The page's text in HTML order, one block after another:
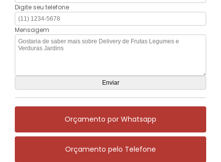
Digite seu telefone
Mensagem
Orçamento por Whatsapp
Orçamento pelo Telefone